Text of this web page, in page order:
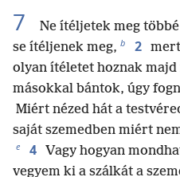
7 Ne ítéljetek meg
se ítéljenek meg, b 2
olyan ítéletet hoznak
másokkal bántok, úgy
Miért nézed hát a
saját szemedben miért
e 4 Vagy hogyan
vegyem ki a szálkát a